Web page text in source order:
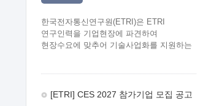
한국전자통신연구원(ETRI)은 ETRI
연구인력을 기업현장에 파견하여
현장수요에 맞추어 기술사업화를 지원하는
주시기 바랍니다. 2026년 8월
[ETRI] CES 2027 참가기업 모집 공고